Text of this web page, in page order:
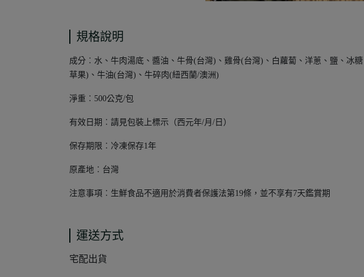
規格說明
成分︰水、牛肉湯底、醬油、牛骨(台灣)、雞骨(台灣)、白蘿蔔、洋蔥、鹽、冰
草果)、牛油(台灣)、牛碎肉(紐西蘭/澳洲)
淨重︰500公克/包
有效日期︰請見包裝上標示（西元年/月/日）
保存期限︰冷凍保存1年
原產地︰台灣
注意事項︰生鮮食品不適用於消費者保護法第19條，並不享有7天鑑賞期
運送方式
宅配出貨